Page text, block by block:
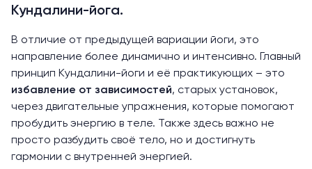
Кундалини-йога.
В отличие от предыдущей вариации йоги, это
направление более динамично и интенсивно. Главный
принцип Кундалини-йоги и её практикующих – это
избавление от зависимостей, старых установок,
через двигательные упражнения, которые помогают
пробудить энергию в теле. Также здесь важно не
просто разбудить своё тело, но и достигнуть
гармонии с внутренней энергией.